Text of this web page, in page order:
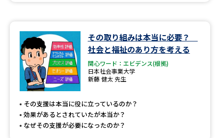
特定商取引表記
テレメール進学カタログ
訂正のご案内
その取り組みは本当に必要？
社会と福祉のあり方を考える
関心ワード：エビデンス(根拠)
日本社会事業大学
新藤 健太 先生
その支援は本当に役に立っているのか？
効果があるとされていたが本当か？
なぜその支援が必要になったのか？